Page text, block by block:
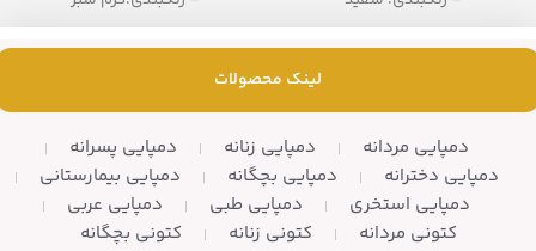
لینک محصولات
دمپایی مردانه دمپایی زنانه
دمپایی پسرانه
دمپایی دخترانه
دمپایی بچگانه
دمپایی بیمارستانی
دمپایی استخری
دمپایی طبی
دمپایی عربی
کتونی مردانه
کتونی زنانه کتونی بچگانه